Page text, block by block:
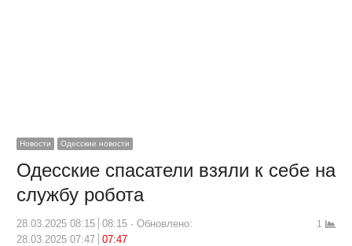
Новости Одесские новости
Одесские спасатели взяли к себе на
службу робота
28.03.2025 08:15 08:15
Обновлено:
28.03.2025 07:47
07:47
1